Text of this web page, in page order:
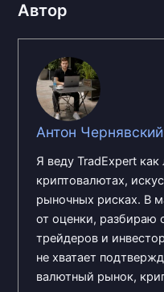
Автор
Антон Чернявский
Я веду TradExpert
криптовалютах,
рыночных рисках. В
от оценки, разбираю
трейдеров и
не хватает
валютный рынок,